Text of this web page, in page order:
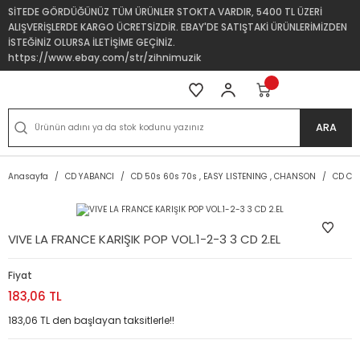
SİTEDE GÖRDÜĞÜNÜZ TÜM ÜRÜNLER STOKTA VARDIR, 5400 TL ÜZERİ
ALIŞVERİŞLERDE KARGO ÜCRETSİZDİR. EBAY'DE SATIŞTAKİ ÜRÜNLERİMİZDEN
İSTEĞİNİZ OLURSA İLETİŞİME GEÇİNİZ.
https://www.ebay.com/str/zihnimuzik
ARA
Anasayfa CD YABANCI CD 50s 60s 70s , EASY LISTENING , CHANSON CD
VIVE LA FRANCE KARIŞIK POP VOL.1-2-3 3 CD 2.EL
Fiyat
183,06 TL
183,06 TL den başlayan taksitlerle!!